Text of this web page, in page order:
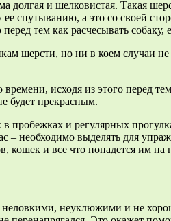
и шелковистая. Такая
спутыванию, а это со своей
тем как расчесывать
шерсти, но ни в коем случаи
исходя из этого перед
будет прекрасным.
пробежках и регулярных
необходимо выделять для
кошек и все что попадется им на
неуклюжими и не